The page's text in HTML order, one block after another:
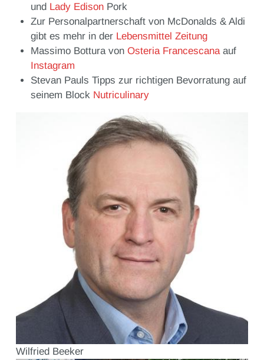
und Lady Edison Pork
Zur Personalpartnerschaft von McDonalds & Aldi
gibt es mehr in der Lebensmittel Zeitung
Massimo Bottura vonOsteria Francescanaauf
Instagram
Stevan Pauls Tipps zur richtigen Bevorratung auf
seinem Block Nutriculinary
Wilfried Beeker